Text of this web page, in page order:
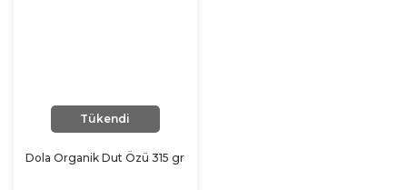
Tükendi
Dola Organik Dut Özü 315 gr